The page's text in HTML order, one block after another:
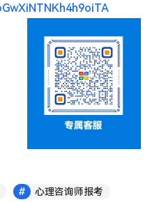
心理咨询师报考